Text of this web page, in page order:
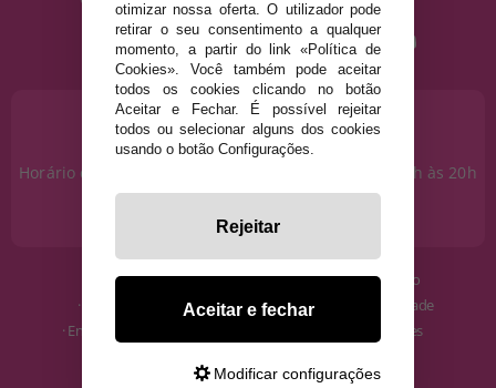
PRECISA DE AJUDA?
915 793 695
Horário de segunda a sexta das 10h às 14h e das 17h às 20h
info@disfracestuyyo.pt
· Quem somos
· Como comprar
· Envios e Devoluções
· Condições de uso
· Política de Privacidade
· Política de Cookies
otimizar nossa oferta. O utilizador pode
retirar o seu consentimento a qualquer
momento, a partir do link «Política de
Cookies». Você também pode aceitar
todos os cookies clicando no botão
Aceitar e Fechar. É possível rejeitar
todos ou selecionar alguns dos cookies
usando o botão Configurações.
Rejeitar
Aceitar e fechar
Modificar configurações